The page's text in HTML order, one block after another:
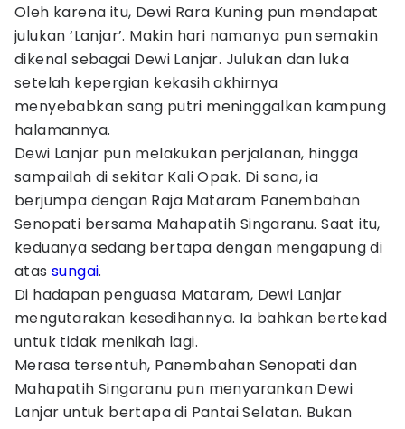
Oleh karena itu, Dewi Rara Kuning pun mendapat
julukan ‘Lanjar’. Makin hari namanya pun semakin
dikenal sebagai Dewi Lanjar. Julukan dan luka
setelah kepergian kekasih akhirnya
menyebabkan sang putri meninggalkan kampung
halamannya.
Dewi Lanjar pun melakukan perjalanan, hingga
sampailah di sekitar Kali Opak. Di sana, ia
berjumpa dengan Raja Mataram Panembahan
Senopati bersama Mahapatih Singaranu. Saat itu,
keduanya sedang bertapa dengan mengapung di
atas sungai.
Di hadapan penguasa Mataram, Dewi Lanjar
mengutarakan kesedihannya. Ia bahkan bertekad
untuk tidak menikah lagi.
Merasa tersentuh, Panembahan Senopati dan
Mahapatih Singaranu pun menyarankan Dewi
Lanjar untuk bertapa di Pantai Selatan. Bukan